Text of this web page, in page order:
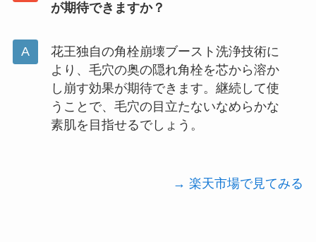
が期待できますか？
花王独自の角栓崩壊ブースト洗浄技術に
より、毛穴の奥の隠れ角栓を芯から溶か
し崩す効果が期待できます。継続して使
うことで、毛穴の目立たないなめらかな
素肌を目指せるでしょう。
→ 楽天市場で見てみる